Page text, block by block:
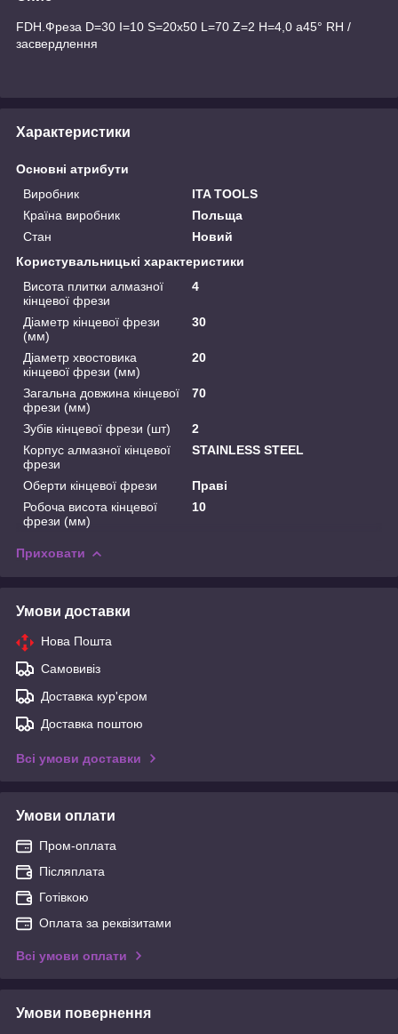
FDH.Фреза D=30 I=10 S=20x50 L=70 Z=2 H=4,0 a45° RH /
засвердлення
Характеристики
Основні атрибути
Виробник
ITA TOOLS
Країна виробник
Польща
Стан
Новий
Користувальницькі характеристики
Висота плитки алмазної
кінцевої фрези
4
Діаметр кінцевої фрези
(мм)
30
Діаметр хвостовика
кінцевої фрези (мм)
20
Загальна довжина кінцевої
фрези (мм)
70
Зубів кінцевої фрези (шт)
2
Корпус алмазної кінцевої
фрези
STAINLESS STEEL
Оберти кінцевої фрези
Праві
Робоча висота кінцевої
фрези (мм)
10
Приховати
Умови доставки
Нова Пошта
Самовивіз
Доставка кур'єром
Доставка поштою
Всі умови доставки
Умови оплати
Пром-оплата
Післяплата
Готівкою
Оплата за реквізитами
Всі умови оплати
Умови повернення